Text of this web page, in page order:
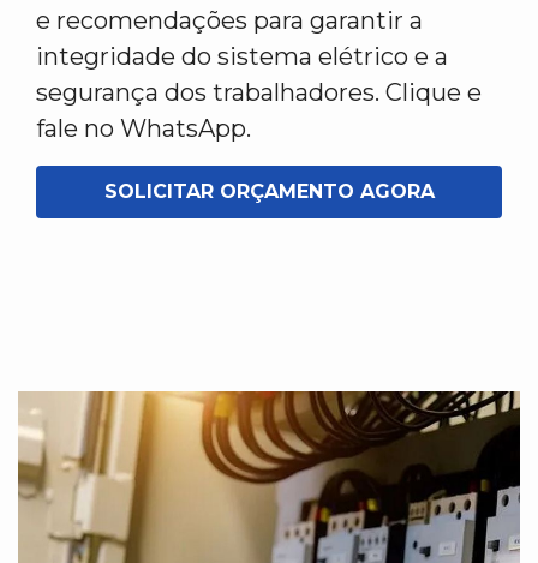
e recomendações para garantir a
integridade do sistema elétrico e a
segurança dos trabalhadores. Clique e
fale no WhatsApp.
SOLICITAR ORÇAMENTO AGORA